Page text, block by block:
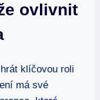
ovlivnit
klíčovou roli
má své